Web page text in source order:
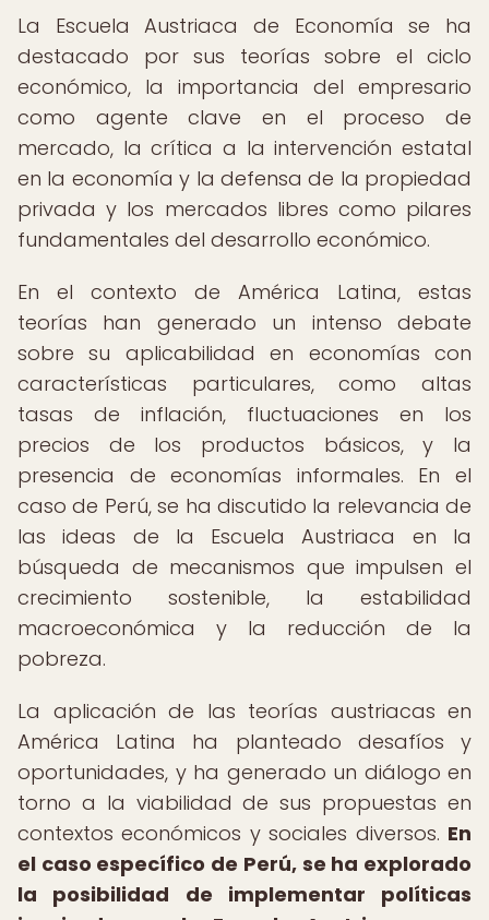
La Escuela Austriaca de Economía se ha
destacado por sus teorías sobre el ciclo
económico, la importancia del empresario
como agente clave en el proceso de
mercado, la crítica a la intervención estatal
en la economía y la defensa de la propiedad
privada y los mercados libres como pilares
fundamentales del desarrollo económico.
En el contexto de América Latina, estas
teorías han generado un intenso debate
sobre su aplicabilidad en economías con
características particulares, como altas
tasas de inflación, fluctuaciones en los
precios de los productos básicos, y la
presencia de economías informales. En el
caso de Perú, se ha discutido la relevancia de
las ideas de la Escuela Austriaca en la
búsqueda de mecanismos que impulsen el
crecimiento sostenible, la estabilidad
macroeconómica y la reducción de la
pobreza.
La aplicación de las teorías austriacas en
América Latina ha planteado desafíos y
oportunidades, y ha generado un diálogo en
torno a la viabilidad de sus propuestas en
contextos económicos y sociales diversos. En
el caso específico de Perú, se ha explorado
la posibilidad de implementar políticas